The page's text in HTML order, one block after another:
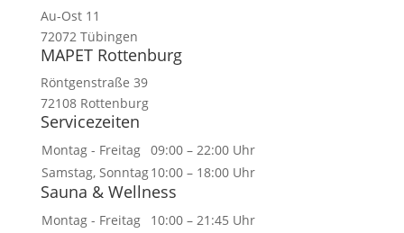
Au-Ost 11
72072 Tübingen
MAPET Rottenburg
Röntgenstraße 39
72108 Rottenburg
Servicezeiten
Montag - Freitag 09:00 – 22:00 Uhr
Samstag, Sonntag10:00 – 18:00 Uhr
Sauna & Wellness
Montag - Freitag
10:00 – 21:45 Uhr